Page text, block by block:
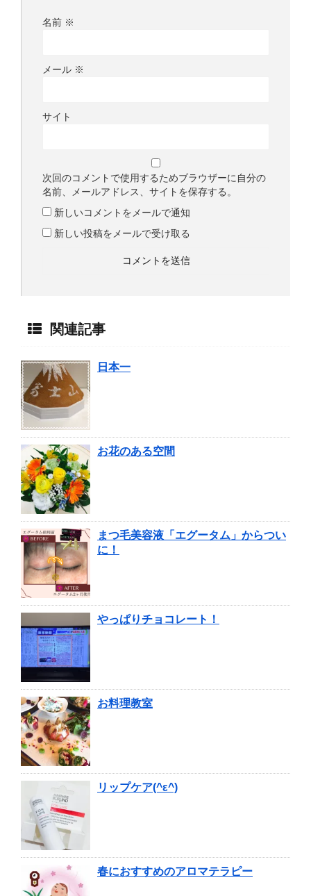
名前 ※
メール ※
サイト
次回のコメントで使用するためブラウザーに自分の
名前、メールアドレス、サイトを保存する。
新しいコメントをメールで通知
新しい投稿をメールで受け取る
関連記事
日本一
お花のある空間
まつ毛美容液「エグータム」からつい
に！
やっぱりチョコレート！
お料理教室
リップケア(^ε^)
春におすすめのアロマテラピー